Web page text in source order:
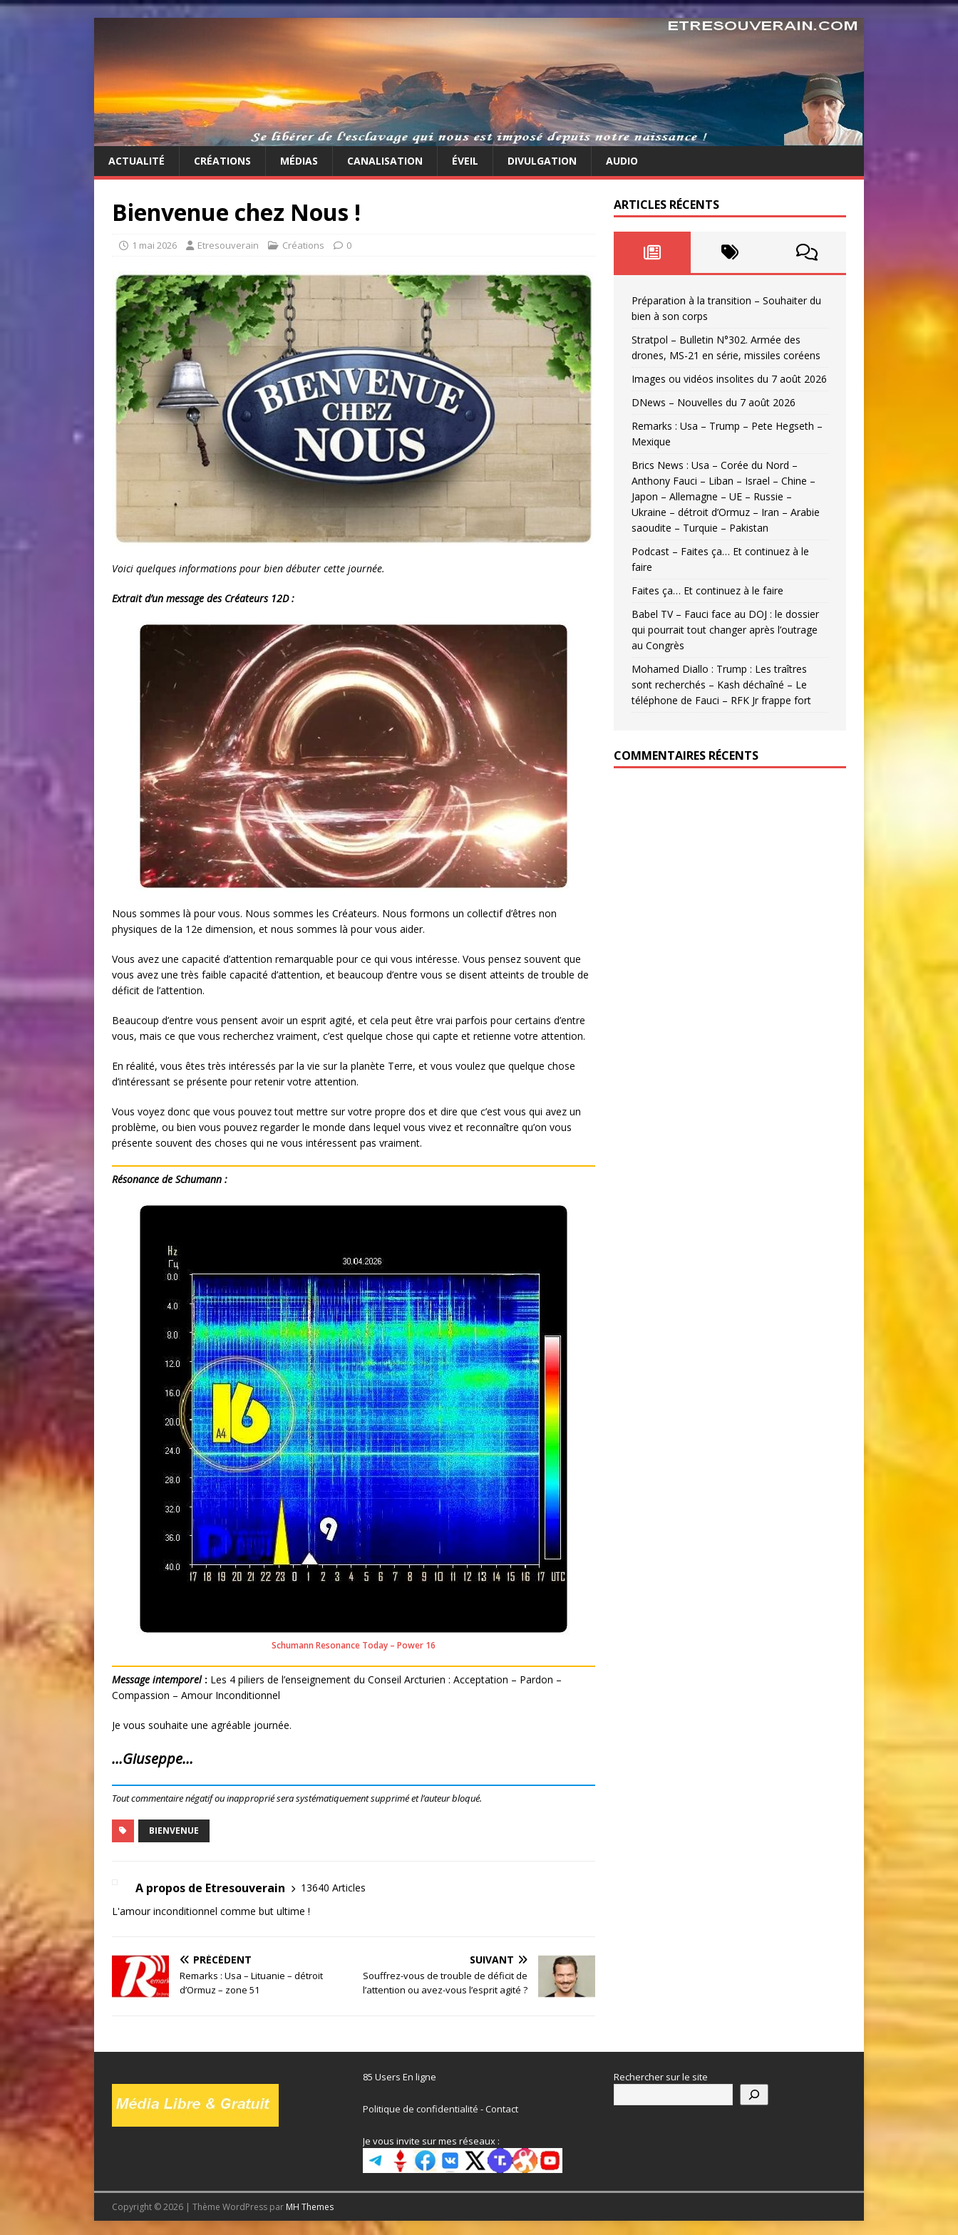
ACTUALITÉ CRÉATIONS MÉDIAS CANALISATION ÉVEIL DIVULGATION AUDIO
Bienvenue chez Nous !
1 mai 2026 Etresouverain Créations 0
Voici quelques informations pour bien débuter cette journée.
Extrait d’un message des Créateurs 12D :
Nous sommes là pour vous. Nous sommes les Créateurs. Nous formons un collectif d’êtres non
physiques de la 12e dimension, et nous sommes là pour vous aider.
Vous avez une capacité d’attention remarquable pour ce qui vous intéresse. Vous pensez souvent que
vous avez une très faible capacité d’attention, et beaucoup d’entre vous se disent atteints de trouble de
déficit de l’attention.
Beaucoup d’entre vous pensent avoir un esprit agité, et cela peut être vrai parfois pour certains d’entre
vous, mais ce que vous recherchez vraiment, c’est quelque chose qui capte et retienne votre attention.
En réalité, vous êtes très intéressés par la vie sur la planète Terre, et vous voulez que quelque chose
d’intéressant se présente pour retenir votre attention.
Vous voyez donc que vous pouvez tout mettre sur votre propre dos et dire que c’est vous qui avez un
problème, ou bien vous pouvez regarder le monde dans lequel vous vivez et reconnaître qu’on vous
présente souvent des choses qui ne vous intéressent pas vraiment.
Résonance de Schumann :
Schumann Resonance Today – Power 16
Message intemporel: Les 4 piliers de l’enseignement du Conseil Arcturien : Acceptation – Pardon –
Compassion – Amour Inconditionnel
Je vous souhaite une agréable journée.
…Giuseppe…
Tout commentaire négatif ou inapproprié sera systématiquement supprimé et l’auteur bloqué.
BIENVENUE
A propos de Etresouverain
13640 Articles
L'amour inconditionnel comme but ultime !
PRÉCÉDENT
Remarks : Usa – Lituanie – détroit
d’Ormuz – zone 51
SUIVANT
Souffrez-vous de trouble de déficit de
l’attention ou avez-vous l’esprit agité ?
ARTICLES RÉCENTS
Préparation à la transition – Souhaiter du
bien à son corps
Stratpol – Bulletin N°302. Armée des
drones, MS-21 en série, missiles coréens
Images ou vidéos insolites du 7 août 2026
DNews – Nouvelles du 7 août 2026
Remarks : Usa – Trump – Pete Hegseth –
Mexique
Brics News : Usa – Corée du Nord –
Anthony Fauci – Liban – Israel – Chine –
Japon – Allemagne – UE – Russie –
Ukraine – détroit d’Ormuz – Iran – Arabie
saoudite – Turquie – Pakistan
Podcast – Faites ça… Et continuez à le
faire
Faites ça… Et continuez à le faire
Babel TV – Fauci face au DOJ : le dossier
qui pourrait tout changer après l’outrage
au Congrès
Mohamed Diallo : Trump : Les traîtres
sont recherchés – Kash déchaîné – Le
téléphone de Fauci – RFK Jr frappe fort
COMMENTAIRES RÉCENTS
85 Users En ligne
Politique de confidentialité -Contact
Je vous invite sur mes réseaux :
Rechercher sur le site
Copyright © 2026 | Thème WordPress par MH Themes